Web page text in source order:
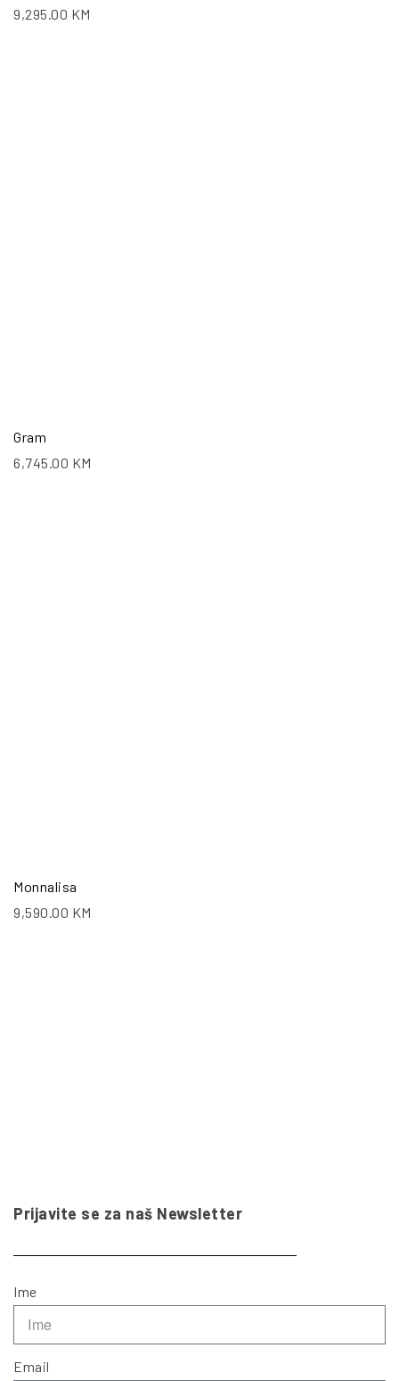
9,295.00 KM
Gram
6,745.00 KM
Monnalisa
9,590.00 KM
Prijavite se za naš Newsletter
Ime
Email